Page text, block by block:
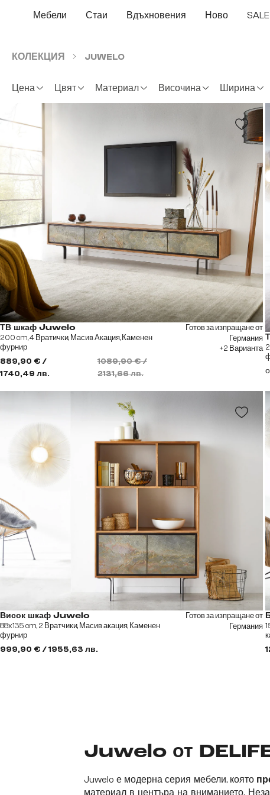
към основното съдържание
Преминете към търсенето
Преминете към основната навигация
Мебели Стаи Вдъхновения Ново SALE
КОЛЕКЦИЯ JUWELO
Цена Цвят Материал Височина Ширина
ТВ шкаф Juwelo
200 cm, 4 Вратички, Масив Акация, Каменен
фурнир
889,90 € /
1740,49 лв.
1089,90 € /
2131,66 лв.
Готов за изпращане от
Германия
+2 Варианта
Висок шкаф Juwelo
88x135 cm, 2 Вратчики, Масив акация, Каменен
фурнир
999,90 € / 1955,63 лв.
Готов за изпращане от
Германия
Juwelo от
Juwelo е модерна серия мебели, която
материал в центъра на вниманието.